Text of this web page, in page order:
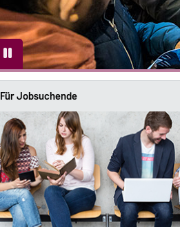
Für Jobsuchende